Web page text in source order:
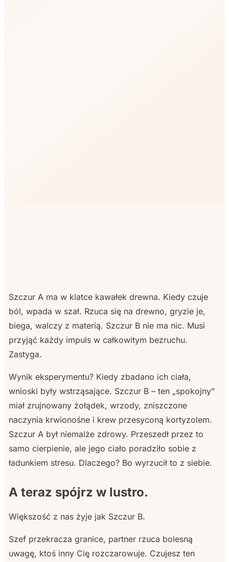
Szczur A ma w klatce kawałek drewna. Kiedy czuje
ból, wpada w szał. Rzuca się na drewno, gryzie je,
biega, walczy z materią. Szczur B nie ma nic. Musi
przyjąć każdy impuls w całkowitym bezruchu.
Zastyga.
Wynik eksperymentu? Kiedy zbadano ich ciała,
wnioski były wstrząsające. Szczur B – ten „spokojny”
miał zrujnowany żołądek, wrzody, zniszczone
naczynia krwionośne i krew przesyconą kortyzolem.
Szczur A był niemalże zdrowy. Przeszedł przez to
samo cierpienie, ale jego ciało poradziło sobie z
ładunkiem stresu. Dlaczego? Bo wyrzucił to z siebie.
A teraz spójrz w lustro.
Większość z nas żyje jak Szczur B.
Szef przekracza granice, partner rzuca bolesną
uwagę, ktoś inny Cię rozczarowuje. Czujesz ten